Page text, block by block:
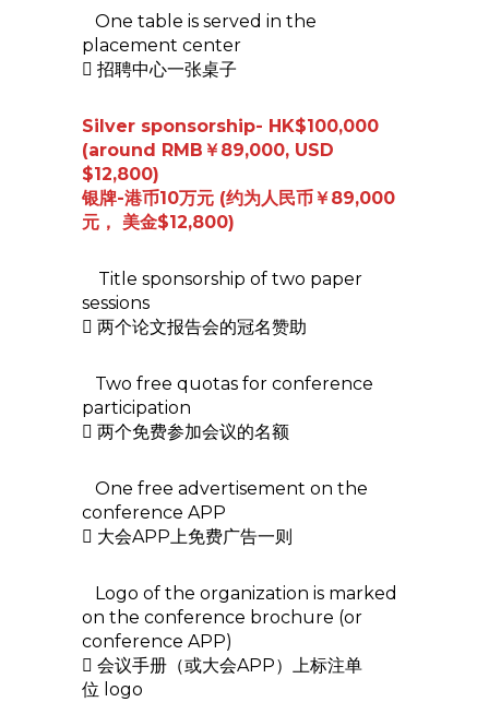
One table is served in the
placement center
 招聘中心一张桌子
Silver sponsorship- HK$100,000
(around RMB￥89,000, USD
$12,800)
银牌-港币10万元 (约为人民币￥89,000
元， 美金$12,800)
Title sponsorship of two paper
sessions
 两个论文报告会的冠名赞助
Two free quotas for conference
participation
 两个免费参加会议的名额
One free advertisement on the
conference APP
 大会APP上免费广告一则
Logo of the organization is marked
on the conference brochure (or
conference APP)
 会议手册（或大会APP）上标注单
位 logo